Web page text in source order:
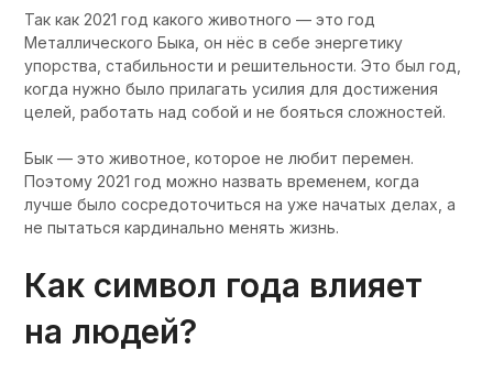
Так как 2021 год какого животного — это год
Металлического Быка, он нёс в себе энергетику
упорства, стабильности и решительности. Это был год,
когда нужно было прилагать усилия для достижения
целей, работать над собой и не бояться сложностей.
Бык — это животное, которое не любит перемен.
Поэтому 2021 год можно назвать временем, когда
лучше было сосредоточиться на уже начатых делах, а
не пытаться кардинально менять жизнь.
Как символ года влияет
на людей?